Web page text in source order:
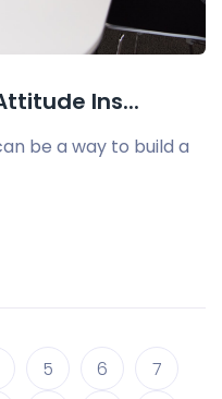
Ins...
be a way to build a
5 6
7